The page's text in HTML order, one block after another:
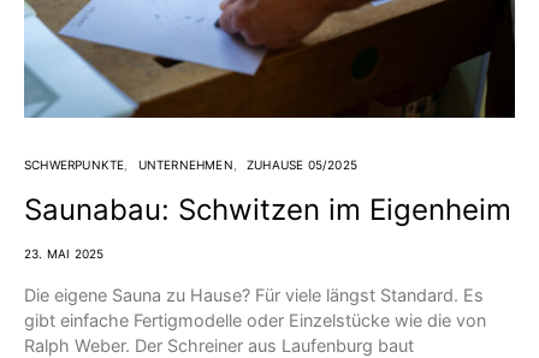
SCHWERPUNKTE UNTERNEHMEN ZUHAUSE 05/2025
Saunabau: Schwitzen im Eigenheim
23. MAI 2025
Die eigene Sauna zu Hause? Für viele längst Standard. Es
gibt einfache Fertigmodelle oder Einzelstücke wie die von
Ralph Weber. Der Schreiner aus Laufenburg baut